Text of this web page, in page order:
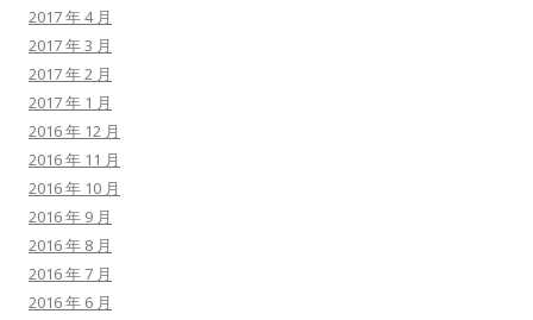
2017 年 4 月
2017 年 3 月
2017 年 2 月
2017 年 1 月
2016 年 12 月
2016 年 11 月
2016 年 10 月
2016 年 9 月
2016 年 8 月
2016 年 7 月
2016 年 6 月